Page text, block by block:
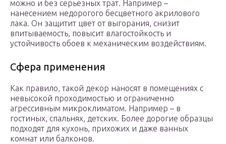
можно и без серьезных трат. Например –
нанесением недорогого бесцветного акрилового
лака. Он защитит цвет от выгорания, снизит
впитываемость, повысит влагостойкость и
устойчивость обоев к механическим воздействиям.
Сфера применения
Как правило, такой декор наносят в помещениях с
невысокой проходимостью и ограниченно
агрессивным микроклиматом. Например – в
гостиных, спальнях, детских. Более дорогие образцы
подходят для кухонь, прихожих и даже ванных
комнат или балконов.